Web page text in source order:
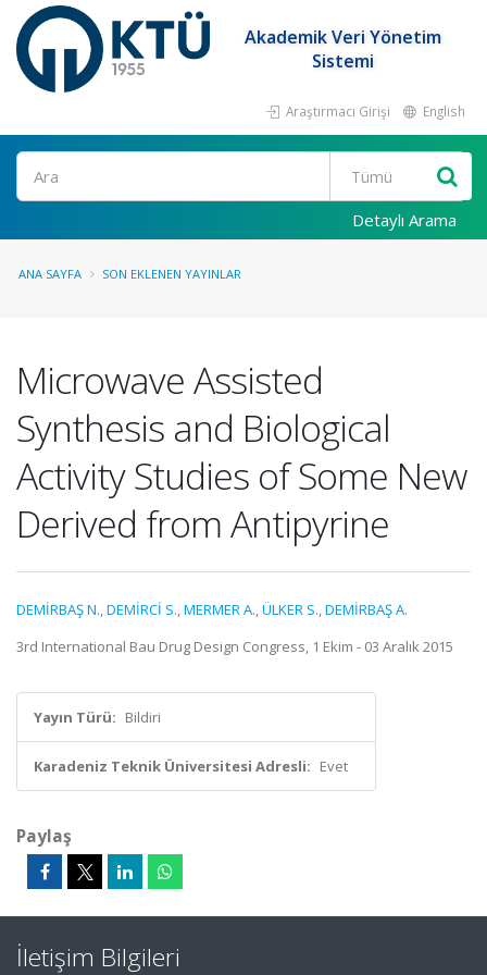
Akademik Veri Yönetim
Sistemi
Araştırmacı Girişi English
Ara
Detaylı Arama
ANA SAYFA SON EKLENEN YAYINLAR
Microwave Assisted
Synthesis and Biological
Activity Studies of Some New
Derived from Antipyrine
DEMİRBAŞ N.,DEMİRCİ S.,MERMER A.,ÜLKER S.,DEMİRBAŞ A.
3rd International Bau Drug Design Congress, 1 Ekim - 03 Aralık 2015
Yayın Türü: Bildiri
Karadeniz Teknik Üniversitesi Adresli: Evet
Paylaş
İletişim Bilgileri